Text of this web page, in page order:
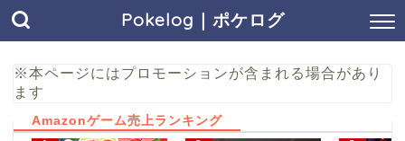
Pokelog｜ポケログ
※本ページにはプロモーションが含まれる場合があり
ます
Amazonゲーム売上ランキング